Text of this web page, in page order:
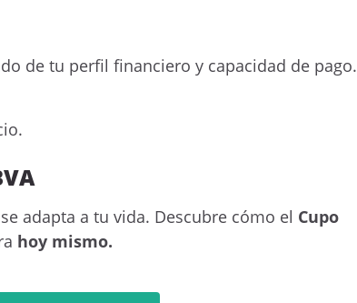
de tu perfil financiero y capacidad de pago.
adapta a tu vida. Descubre cómo el Cupo
hoy mismo.